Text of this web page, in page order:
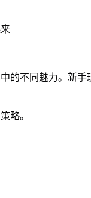
的不同魅力。新
略。